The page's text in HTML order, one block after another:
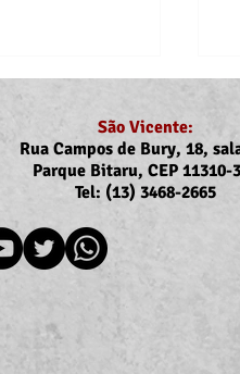
do auxílio-
dos
na folha
em
São Vicente:
Rua Campos de Bury, 18,
Parque Bitaru, CEP 11310-
Tel: (13) 3468-2665